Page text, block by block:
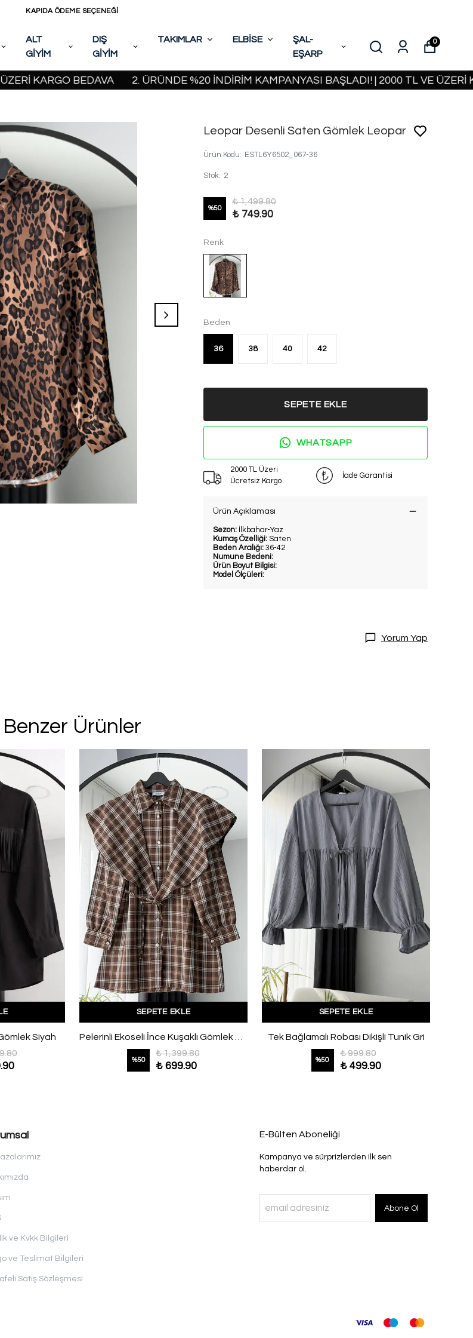
KAPIDA ÖDEME SEÇENEĞİ
ALT
GİYİM
DIŞ
GİYİM
TAKIMLAR ELBİSE
ŞAL-
EŞARP
0
KARGO BEDAVA 2. ÜRÜNDE %20 İNDİRİM KAMPANYASI BAŞLADI! | 2000 TL VE ÜZERİ
Leopar Desenli Saten Gömlek Leopar
Ürün Kodu: ESTL6Y6502_067-36
Stok: 2
%50
₺ 1,499.80
₺ 749.90
Renk
Beden
36 38 40 42
SEPETE EKLE
WHATSAPP
2000 TL Üzeri
Ücretsiz Kargo
İade Garantisi
Ürün Açıklaması
Sezon: İlkbahar-Yaz
Kumaş Özelliği: Saten
Beden Aralığı: 36-42
Numune Bedeni:
Ürün Boyut Bilgisi:
Model Ölçüleri:
Yorum Yap
Benzer Ürünler
Siyah
SEPETE EKLE
Pelerinli Ekoseli İnce Kuşaklı Gömlek Kahve
%50
₺ 1,399.80
₺ 699.90
SEPETE EKLE
Tek Bağlamalı Robası Dikişli Tunik Gri
%50
₺ 999.80
₺ 499.90
ve Kvkk Bilgileri
ve Teslimat Bilgileri
Satış Sözleşmesi
E-Bülten Aboneliği
Kampanya ve sürprizlerden ilk sen
haberdar ol.
Abone Ol